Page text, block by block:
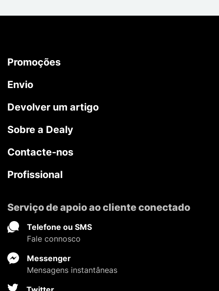
Promoções
Envio
Devolver um artigo
Sobre a Dealy
Contacte-nos
Profissional
Serviço de apoio ao cliente conectado
Telefone ou SMS
Fale connosco
Messenger
Mensagens instantâneas